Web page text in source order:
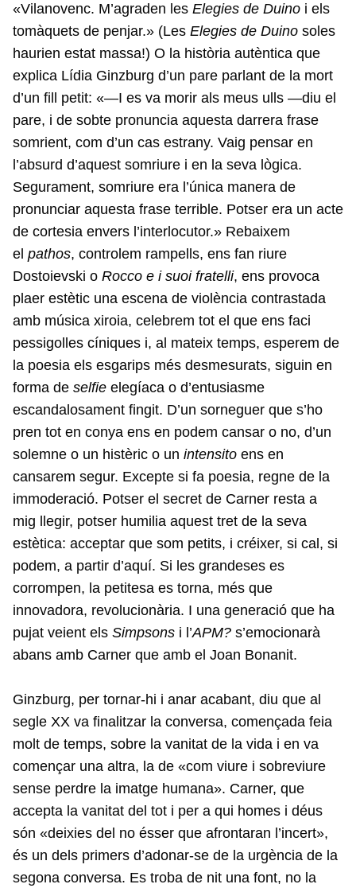
«Vilanovenc. M’agraden les Elegies de Duino i els
tomàquets de penjar.» (Les Elegies de Duino soles
haurien estat massa!) O la història autèntica que
explica Lídia Ginzburg d’un pare parlant de la mort
d’un fill petit: «—I es va morir als meus ulls —diu el
pare, i de sobte pronuncia aquesta darrera frase
somrient, com d’un cas estrany. Vaig pensar en
l’absurd d’aquest somriure i en la seva lògica.
Segurament, somriure era l’única manera de
pronunciar aquesta frase terrible. Potser era un acte
de cortesia envers l’interlocutor.» Rebaixem
el pathos, controlem rampells, ens fan riure
Dostoievski o Rocco e i suoi fratelli, ens provoca
plaer estètic una escena de violència contrastada
amb música xiroia, celebrem tot el que ens faci
pessigolles cíniques i, al mateix temps, esperem de
la poesia els esgarips més desmesurats, siguin en
forma de selfie elegíaca o d’entusiasme
escandalosament fingit. D’un sorneguer que s’ho
pren tot en conya ens en podem cansar o no, d’un
solemne o un histèric o un intensito ens en
cansarem segur. Excepte si fa poesia, regne de la
immoderació. Potser el secret de Carner resta a
mig llegir, potser humilia aquest tret de la seva
estètica: acceptar que som petits, i créixer, si cal, si
podem, a partir d’aquí. Si les grandeses es
corrompen, la petitesa es torna, més que
innovadora, revolucionària. I una generació que ha
pujat veient els Simpsons i l’APM? s’emocionarà
abans amb Carner que amb el Joan Bonanit.
Ginzburg, per tornar-hi i anar acabant, diu que al
segle XX va finalitzar la conversa, començada feia
molt de temps, sobre la vanitat de la vida i en va
començar una altra, la de «com viure i sobreviure
sense perdre la imatge humana». Carner, que
accepta la vanitat del tot i per a qui homes i déus
són «deixies del no ésser que afrontaran l’incert»,
és un dels primers d’adonar-se de la urgència de la
segona conversa. Es troba de nit una font, no la